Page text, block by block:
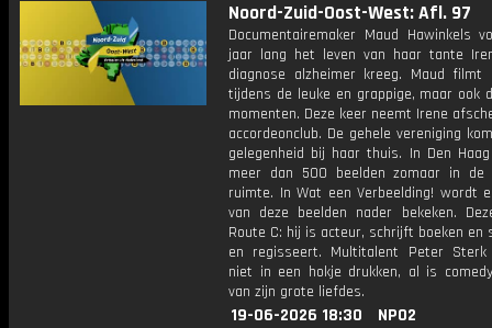
Noord-Zuid-Oost-West: Afl. 97
Documentairemaker Maud Hawinkels
jaar lang het leven van haar tante
diagnose alzheimer kreeg. Maud filmt
tijdens de leuke en grappige, maar ook
momenten. Deze keer neemt Irene
accordeonclub. De gehele vereniging
gelegenheid bij haar thuis. In Den
meer dan 500 beelden zomaar in de
ruimte. In Wat een Verbeelding! wordt
van deze beelden nader bekeken.
Route C: hij is acteur, schrijft boeken en
en regisseert. Multitalent Peter
niet in een hokje drukken, al is
van zijn grote liefdes.
19-06-2026 18:30
NPO2